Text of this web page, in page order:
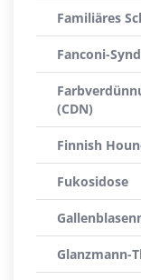
Familiäres
Fanconi-
(CDN)
Finnish
Fukosidose
Glanzmann-